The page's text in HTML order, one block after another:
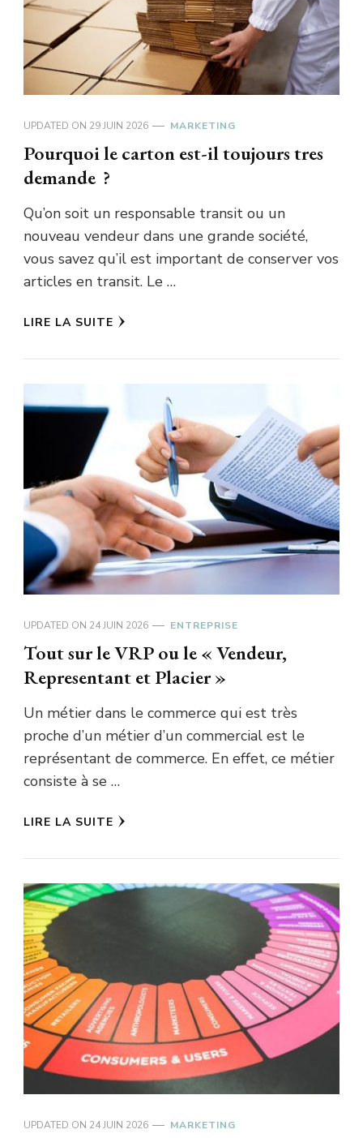
UPDATED ON 29 JUIN 2026 MARKETING
Pourquoi le carton est-il toujours tres
demande ?
Qu’on soit un responsable transit ou un
nouveau vendeur dans une grande société,
vous savez qu’il est important de conserver vos
articles en transit. Le …
LIRE LA SUITE
UPDATED ON 24 JUIN 2026 ENTREPRISE
Tout sur le VRP ou le « Vendeur,
Representant et Placier »
Un métier dans le commerce qui est très
proche d’un métier d’un commercial est le
représentant de commerce. En effet, ce métier
consiste à se …
LIRE LA SUITE
UPDATED ON 24 JUIN 2026 MARKETING